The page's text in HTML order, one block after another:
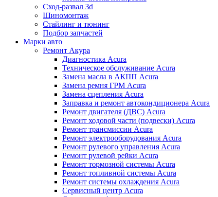
Сход-развал 3d
Шиномонтаж
Стайлинг и тюнинг
Подбор запчастей
Марки авто
Ремонт Акура
Диагностика Acura
Техническое обслуживание Acura
Замена масла в АКПП Acura
Замена ремня ГРМ Acura
Замена сцепления Acura
Заправка и ремонт автокондиционера Acura
Ремонт двигателя (ДВС) Acura
Ремонт ходовой части (подвески) Acura
Ремонт трансмиссии Acura
Ремонт электрооборудования Acura
Ремонт рулевого управления Acura
Ремонт рулевой рейки Acura
Ремонт тормозной системы Acura
Ремонт топливной системы Acura
Ремонт системы охлаждения Acura
Сервисный центр Acura